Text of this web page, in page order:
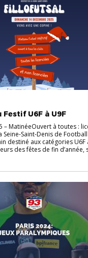
U6F à U9F
– MatinéeOuvert à toutes :
Seine-Saint-Denis de
destiné aux catégories U6F
des fêtes de fin d’année,